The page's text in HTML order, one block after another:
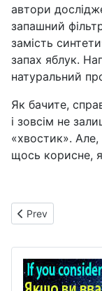
автори
запашний
замість
запах яблук.
натуральний
Як бачите,
і зовсім не
«хвостик».
щось корисне,
Previous article:
Prev